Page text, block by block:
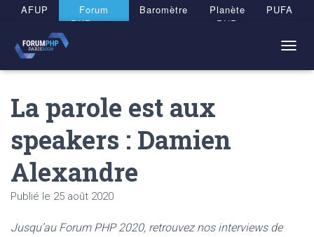
AFUP
Forum
PHP 2026
Baromètre
Planète
PHP
PUFA
O
La parole est aux
speakers : Damien
Alexandre
Publié le 25 août 2020
Jusqu’au Forum PHP 2020, retrouvez nos interviews de
Panneau de gestion des cookies